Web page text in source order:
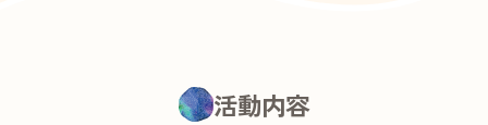
活動内容